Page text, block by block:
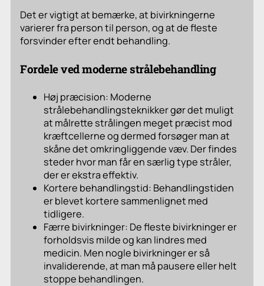
Det er vigtigt at bemærke, at bivirkningerne
varierer fra person til person, og at de fleste
forsvinder efter endt behandling.
Fordele ved moderne strålebehandling
Høj præcision: Moderne
strålebehandlingsteknikker gør det muligt
at målrette strålingen meget præcist mod
kræftcellerne og dermed forsøger man at
skåne det omkringliggende væv. Der findes
steder hvor man får en særlig type stråler,
der er ekstra effektiv.
Kortere behandlingstid: Behandlingstiden
er blevet kortere sammenlignet med
tidligere.
Færre bivirkninger: De fleste bivirkninger er
forholdsvis milde og kan lindres med
medicin. Men nogle bivirkninger er så
invaliderende, at man må pausere eller helt
stoppe behandlingen.